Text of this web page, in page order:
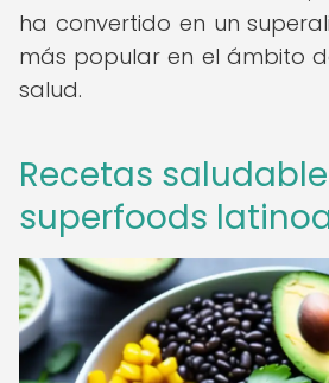
ha convertido en un
más popular en el ámbito
salud.
Recetas
superfoods